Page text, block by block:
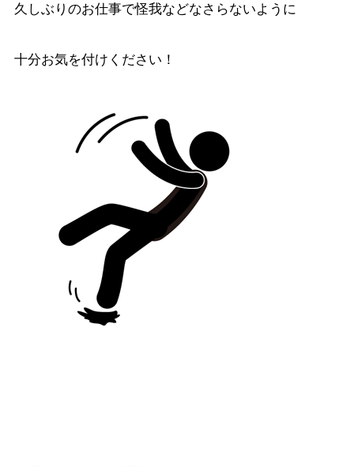
久しぶりのお仕事で怪我などなさらないように
十分お気を付けください！